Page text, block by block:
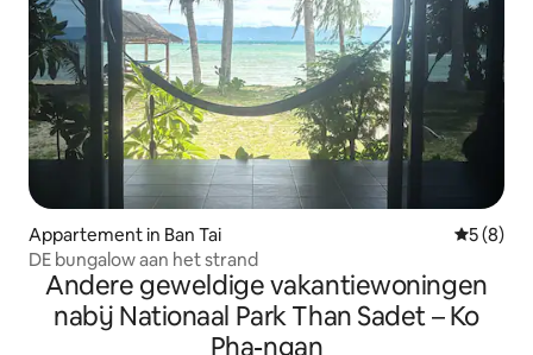
Appartement in Ban Tai
5 (8)
DE bungalow aan het strand
Andere geweldige vakantiewoningen
nabij Nationaal Park Than Sadet – Ko
Pha-ngan